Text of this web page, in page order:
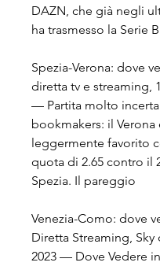
DAZN, che già negli
ha trasmesso la Serie
Spezia-Verona: dove
diretta tv e streaming,
— Partita molto
bookmakers: il Verona
leggermente favorito
quota di 2.65 contro il
Spezia. Il pareggio
Venezia-Como: dove
Diretta Streaming, Sky
2023 — Dove Vedere